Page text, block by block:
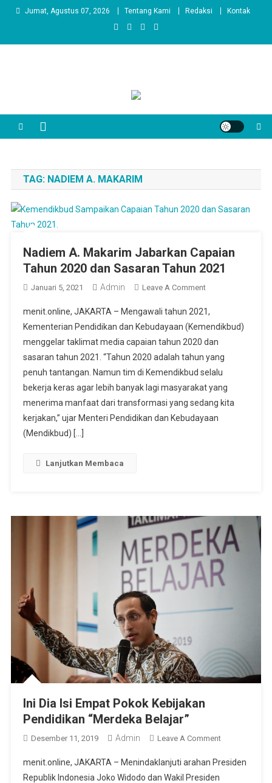
Jumat, Agustus 07, 2026 Tentang Kami Redaksi Kontak
TAG: NADIEM A. MAKARIM
Nadiem A. Makarim Jabarkan Capaian
Tahun 2020 dan Sasaran Tahun 2021
Januari 5, 2021 Admin Leave A CommentOn
A.
Makarim
Jabarkan
Capaian
Tahun
2020
Dan
menit.online, JAKARTA – Mengawali tahun 2021,
Kementerian Pendidikan dan Kebudayaan (Kemendikbud)
menggelar taklimat media capaian tahun 2020 dan
sasaran tahun 2021. “Tahun 2020 adalah tahun yang
penuh tantangan. Namun tim di Kemendikbud selalu
bekerja keras agar lebih banyak lagi masyarakat yang
menerima manfaat dari transformasi yang sedang kita
kerjakan,” ujar Menteri Pendidikan dan Kebudayaan
(Mendikbud) […]
Lanjutkan Membaca
Ini Dia Isi Empat Pokok Kebijakan
Pendidikan “Merdeka Belajar”
Desember 11, 2019 Admin Leave A CommentOn
Dia
menit.online, JAKARTA – Menindaklanjuti arahan Presiden
Republik Indonesia Joko Widodo dan Wakil Presiden